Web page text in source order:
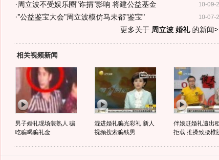
10-09-
·周立波不受娱乐圈"诈捐"影响 将建公益基金
10-07-
·"公益鉴宝大会"周立波模仿马未都"鉴宝"
更多关于 周立波 婚礼的新闻
相关视频新闻
男子婚礼现场装熟人 骗
吃骗喝骗礼金
混进婚礼骗光彩礼 新人
视频搜索骗钱男
伴娘赶婚礼遭出
拒载 推搡致腰椎